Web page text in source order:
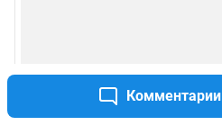
Комментарии